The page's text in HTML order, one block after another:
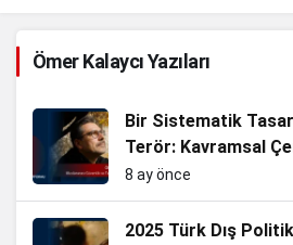
Ömer Kalaycı Yazıları
Bir Sistematik
Terör: Kavramsal
Analizi
8 ay önce
2025 Türk Dış